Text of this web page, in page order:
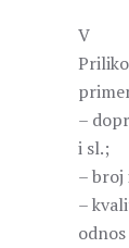
V
–
i sl.;
– broj
–